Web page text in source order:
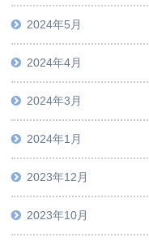
2024年5月
2024年4月
2024年3月
2024年1月
2023年12月
2023年10月